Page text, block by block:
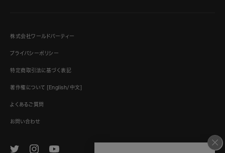
株式会社ワールドパーティー
プライバシーポリシー
特定商取引法に基づく表記
著作権について [English/中文]
よくあるご質問
お問い合わせ